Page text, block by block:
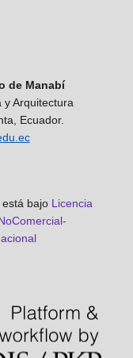
de Manabí
Arquitectura
Ecuador.
bajo Licencia